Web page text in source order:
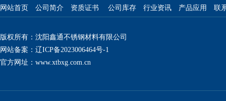
网站首页 公司简介 资质证书 公司库存 行业资讯 产品应用 联
版权所有：沈阳鑫通不锈钢材料有限公司
网站备案：辽ICP备2023006464号-1
官方网址： www.xtbxg.com.cn